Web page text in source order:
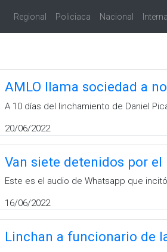
Regional Policiaca Nacional
AMLO llama sociedad a
A 10 días del linchamiento de Daniel
20/06/2022
Van siete detenidos por
Este es el audio de Whatsapp que
16/06/2022
Linchan a funcionario de